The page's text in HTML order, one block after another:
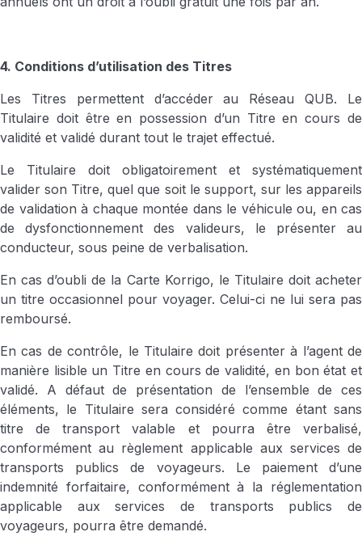
4. Conditions d’utilisation des Titres
Les Titres permettent d’accéder au Réseau QUB. Le
Titulaire doit être en possession d’un Titre en cours de
validité et validé durant tout le trajet effectué.
Le Titulaire doit obligatoirement et systématiquement
valider son Titre, quel que soit le support, sur les appareils
de validation à chaque montée dans le véhicule ou, en cas
de dysfonctionnement des valideurs, le présenter au
conducteur, sous peine de verbalisation.
En cas d’oubli de la Carte Korrigo, le Titulaire doit acheter
un titre occasionnel pour voyager. Celui-ci ne lui sera pas
remboursé.
En cas de contrôle, le Titulaire doit présenter à l’agent de
manière lisible un Titre en cours de validité, en bon état et
validé. A défaut de présentation de l’ensemble de ces
éléments, le Titulaire sera considéré comme étant sans
titre de transport valable et pourra être verbalisé,
conformément au règlement applicable aux services de
transports publics de voyageurs. Le paiement d’une
indemnité forfaitaire, conformément à la réglementation
applicable aux services de transports publics de
voyageurs, pourra être demandé.